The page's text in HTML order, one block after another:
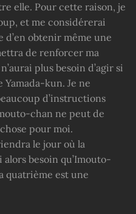
elle. Pour cette raison, je
et me considérerai
d’en obtenir même une
de renforcer ma
plus besoin d’agir si
kun. Je ne
d’instructions
chan ne peut de
pour moi.
le jour où la
besoin qu’Imouto-
quatrième est une